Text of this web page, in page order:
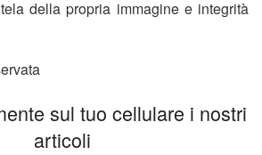
della propria immagine e integrità
sul tuo cellulare i nostri
articoli